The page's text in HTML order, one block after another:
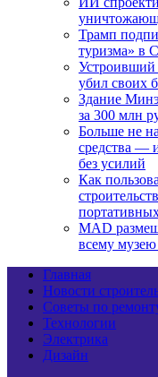
Трамп
туризма»
Устроивший
убил своих
Здание
за 300 млн
Больше не
средства —
без усилий
Как
MAD
всему
Главная
Новости
Советы по
Технологии
Электрика
Дизайн